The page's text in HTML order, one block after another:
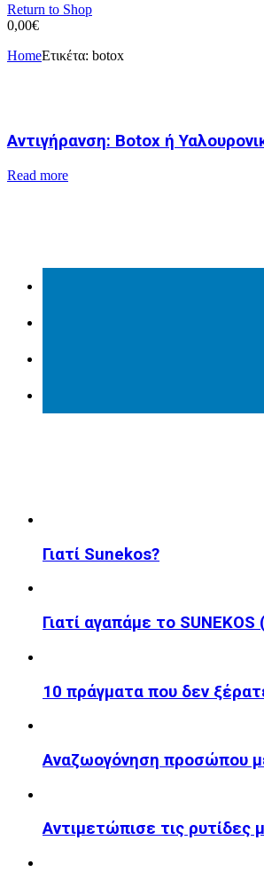
Return to Shop
0,00€
HomeΕτικέτα: botox
Αντιγήρανση: Botox ή
Read more
Γιατί Sunekos?
Γιατί αγαπάμε το
10 πράγματα που δεν
Αναζωογόνηση προσώπου
Αντιμετώπισε τις